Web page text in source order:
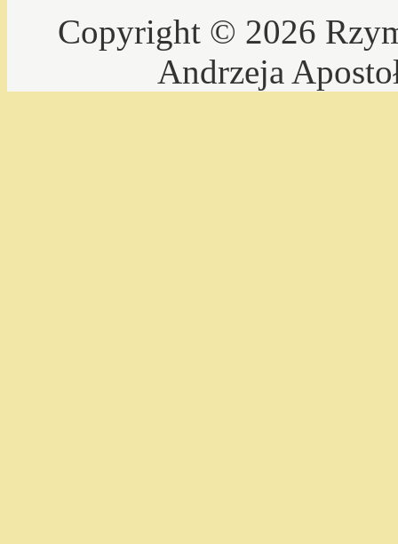
Copyright © 2026
Andrzeja